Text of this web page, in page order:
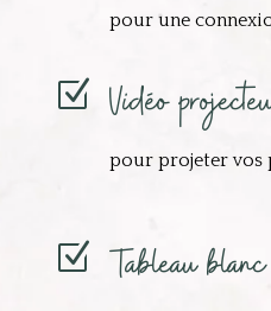
pour une
Z Vidéo
pour projeter vos
Z Tableau blanc